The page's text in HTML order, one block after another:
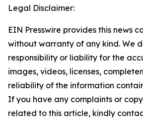
Legal Disclaimer:
EIN Presswire provides this news
without warranty of any kind. We
responsibility or liability for the
images, videos, licenses,
reliability of the information
If you have any complaints or
related to this article, kindly